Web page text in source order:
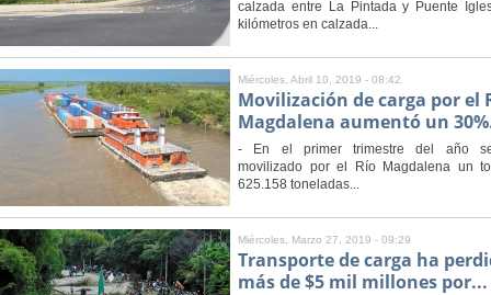
calzada entre La Pintada y Puente
kilómetros en calzada...
Miércoles, Abril 10, 2019 - 08:42
Movilización de carga por el
Magdalena aumentó un
- En el primer trimestre del año
movilizado por el Río Magdalena un
625.158 toneladas...
Miércoles, Marzo 27, 2019 - 09:29
Transporte de carga ha
más de $5 mil millones por...